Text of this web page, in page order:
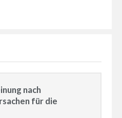
nach
für die